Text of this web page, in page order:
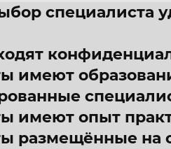
специалиста
имеют
имеют опыт
размещённые на